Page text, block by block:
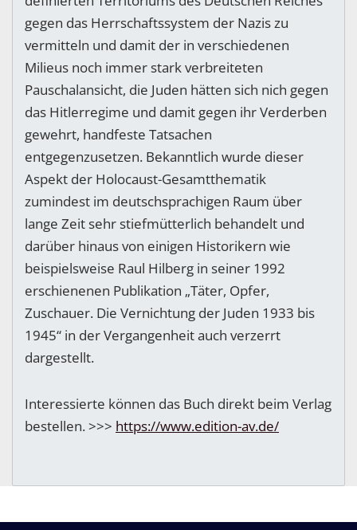
gegen das Herrschaftssystem der Nazis zu
vermitteln und damit der in verschiedenen
Milieus noch immer stark verbreiteten
Pauschalansicht, die Juden hätten sich nich gegen
das Hitlerregime und damit gegen ihr Verderben
gewehrt, handfeste Tatsachen
entgegenzusetzen. Bekanntlich wurde dieser
Aspekt der Holocaust-Gesamtthematik
zumindest im deutschsprachigen Raum über
lange Zeit sehr stiefmütterlich behandelt und
darüber hinaus von einigen Historikern wie
beispielsweise Raul Hilberg in seiner 1992
erschienenen Publikation „Täter, Opfer,
Zuschauer. Die Vernichtung der Juden 1933 bis
1945“ in der Vergangenheit auch verzerrt
dargestellt.
Interessierte können das Buch direkt beim Verlag
bestellen. >>> https://www.edition-av.de/